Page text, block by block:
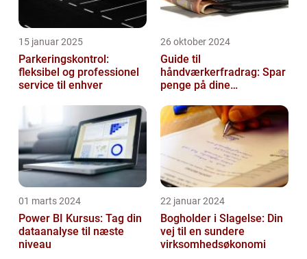
15 januar 2025
Parkeringskontrol:
fleksibel og professionel
service til enhver
26 oktober 2024
Guide til
håndværkerfradrag: Spar
penge på dine
01 marts 2024
Power BI Kursus: Tag din
dataanalyse til næste
niveau
22 januar 2024
Bogholder i Slagelse: Din
vej til en sundere
virksomhedsøkonomi